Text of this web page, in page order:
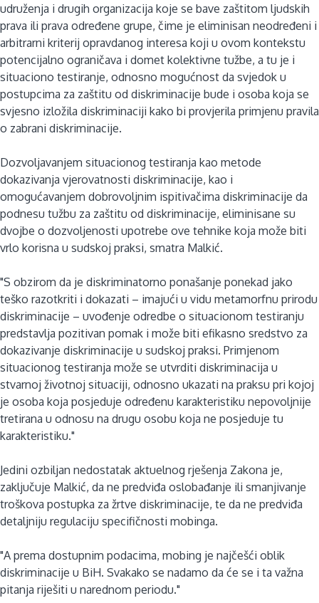
udruženja i drugih organizacija koje se bave zaštitom ljudskih
prava ili prava određene grupe, čime je eliminisan neodređeni i
arbitrarni kriterij opravdanog interesa koji u ovom kontekstu
potencijalno ograničava i domet kolektivne tužbe, a tu je i
situaciono testiranje, odnosno mogućnost da svjedok u
postupcima za zaštitu od diskriminacije bude i osoba koja se
svjesno izložila diskriminaciji kako bi provjerila primjenu pravila
o zabrani diskriminacije.
Dozvoljavanjem situacionog testiranja kao metode
dokazivanja vjerovatnosti diskriminacije, kao i
omogućavanjem dobrovoljnim ispitivačima diskriminacije da
podnesu tužbu za zaštitu od diskriminacije, eliminisane su
dvojbe o dozvoljenosti upotrebe ove tehnike koja može biti
vrlo korisna u sudskoj praksi, smatra Malkić.
"S obzirom da je diskriminatorno ponašanje ponekad jako
teško razotkriti i dokazati – imajući u vidu metamorfnu prirodu
diskriminacije – uvođenje odredbe o situacionom testiranju
predstavlja pozitivan pomak i može biti efikasno sredstvo za
dokazivanje diskriminacije u sudskoj praksi. Primjenom
situacionog testiranja može se utvrditi diskriminacija u
stvarnoj životnoj situaciji, odnosno ukazati na praksu pri kojoj
je osoba koja posjeduje određenu karakteristiku nepovoljnije
tretirana u odnosu na drugu osobu koja ne posjeduje tu
karakteristiku."
Jedini ozbiljan nedostatak aktuelnog rješenja Zakona je,
zaključuje Malkić, da ne predviđa oslobađanje ili smanjivanje
troškova postupka za žrtve diskriminacije, te da ne predviđa
detaljniju regulaciju specifičnosti mobinga.
"A prema dostupnim podacima, mobing je najčešći oblik
diskriminacije u BiH. Svakako se nadamo da će se i ta važna
pitanja riješiti u narednom periodu."